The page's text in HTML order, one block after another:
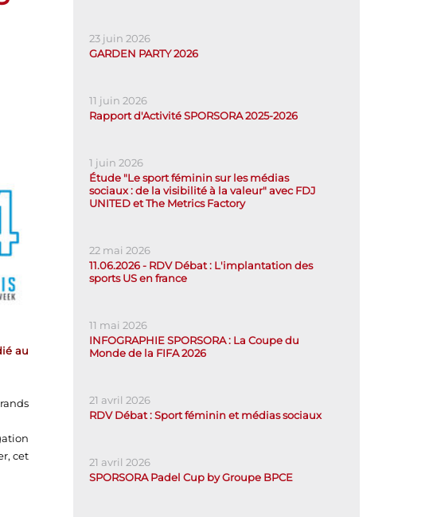
au
cet
23 juin 2026
GARDEN PARTY 2026
11 juin 2026
Rapport d'Activité SPORSORA 2025-2026
1 juin 2026
Étude "Le sport féminin sur les médias
sociaux : de la visibilité à la valeur" avec FDJ
UNITED et The Metrics Factory
22 mai 2026
11.06.2026 - RDV Débat : L'implantation des
sports US en france
11 mai 2026
INFOGRAPHIE SPORSORA : La Coupe du
Monde de la FIFA 2026
21 avril 2026
RDV Débat : Sport féminin et médias sociaux
21 avril 2026
SPORSORA Padel Cup by Groupe BPCE